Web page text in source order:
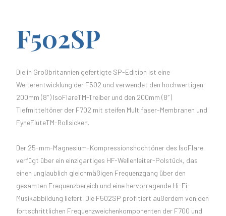
F502SP
Die in Großbritannien gefertigte SP-Edition ist eine
Weiterentwicklung der F502 und verwendet den hochwertigen
200mm (8″) IsoFlareTM-Treiber und den 200mm (8″)
Tiefmitteltöner der F702 mit steifen Multifaser-Membranen und
FyneFluteTM-Rollsicken.
Der 25-mm-Magnesium-Kompressionshochtöner des IsoFlare
verfügt über ein einzigartiges HF-Wellenleiter-Polstück, das
einen unglaublich gleichmäßigen Frequenzgang über den
gesamten Frequenzbereich und eine hervorragende Hi-Fi-
Musikabbildung liefert. Die F502SP profitiert außerdem von den
fortschrittlichen Frequenzweichenkomponenten der F700 und